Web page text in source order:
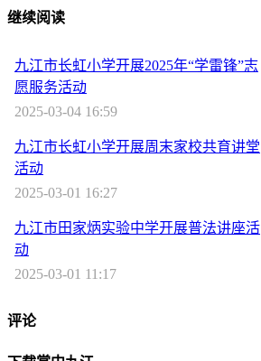
继续阅读
九江市长虹小学开展2025年“学雷锋”志
愿服务活动
2025-03-04 16:59
九江市长虹小学开展周末家校共育讲堂
活动
2025-03-01 16:27
九江市田家炳实验中学开展普法讲座活
动
2025-03-01 11:17
评论